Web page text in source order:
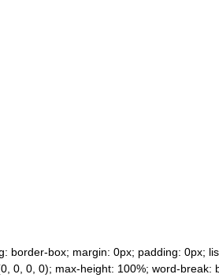
border-box; margin: 0px; padding: 0px;
0, 0, 0); max-height: 100%; word-break: